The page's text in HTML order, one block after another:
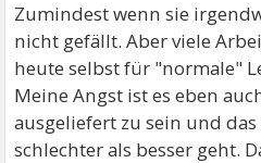
Zumindest wenn sie
nicht gefällt. Aber viele
heute selbst für "normale"
Meine Angst ist es eben
ausgeliefert zu sein und
schlechter als besser geht.